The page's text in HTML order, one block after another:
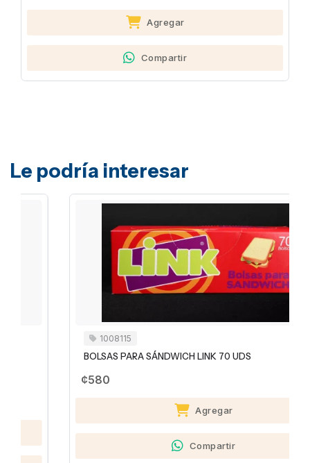
Agregar
Compartir
Le podría interesar
BOLSAS PARA SÁNDWICH LINK 70 UDS
Agregar
Compartir